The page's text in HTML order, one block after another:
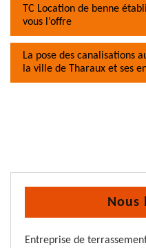
TC Location de benne
vous l’offre
La pose des canalisations
la ville de Tharaux et ses
Nous
Entreprise de